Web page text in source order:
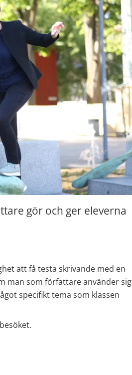
gör och ger eleverna
att få testa skrivande med en
man som författare använder sig
specifikt tema som klassen